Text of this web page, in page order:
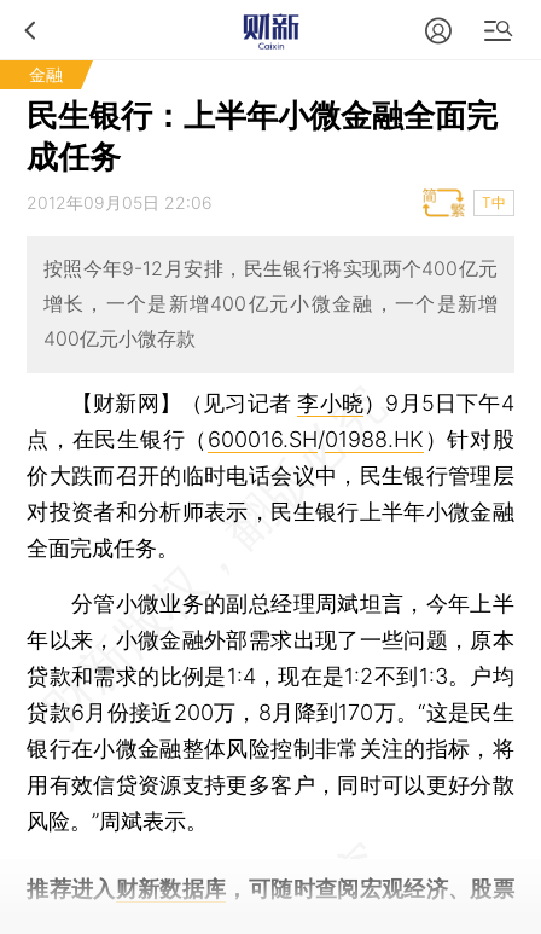
金融
民生银行：上半年小微金融全面完
成任务
2012年09月05日 22:06 T中
按照今年9-12月安排，民生银行将实现两个400亿元
增长，一个是新增400亿元小微金融，一个是新增
400亿元小微存款
【财新网】（见习记者李小晓） 9月5日下午4
点，在民生银行（ 600016.SH/01988.HK ）针对股
价大跌而召开的临时电话会议中，民生银行管理层
对投资者和分析师表示，民生银行上半年小微金融
全面完成任务。
分管小微业务的副总经理周斌坦言，今年上半
年以来，小微金融外部需求出现了一些问题，原本
贷款和需求的比例是1:4，现在是1:2不到1:3。户均
贷款6月份接近200万，8月降到170万。“这是民生
银行在小微金融整体风险控制非常关注的指标，将
用有效信贷资源支持更多客户，同时可以更好分散
风险。”周斌表示。
推荐进入 财新数据库 ，可随时查阅宏观经济、股票